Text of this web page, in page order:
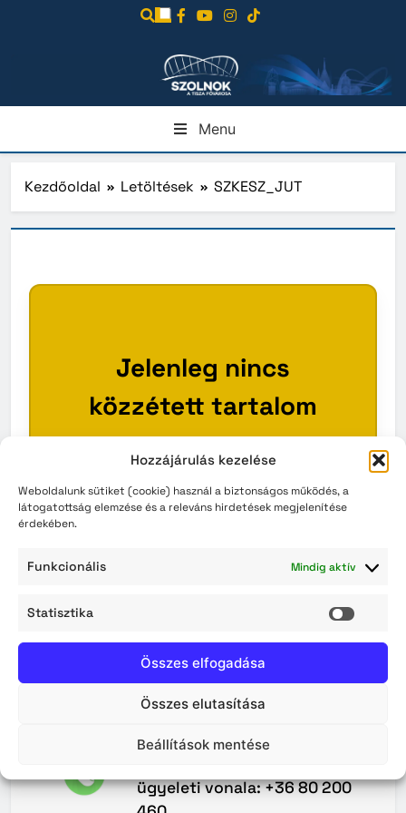
Hozzájárulás kezelése
Weboldalunk sütiket (cookie) használ a biztonságos működés, a
látogatottság elemzése és a releváns hirdetések megjelenítése
érdekében.
Funkcionális Mindig aktív
Statisztika
Összes elfogadása
Összes elutasítása
Beállítások mentése
Menu
Kezdőoldal Letöltések SZKESZ_JUT
Jelenleg nincs
közzétett tartalom
Ez a szakasz pillanatnyilag üres.
MaradjunkKapcsolatban
ügyeleti vonala: +36 80 200